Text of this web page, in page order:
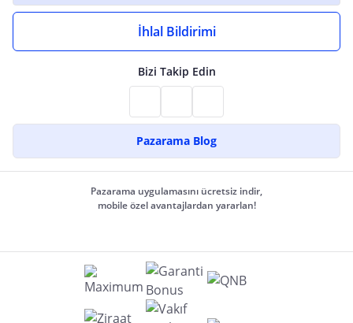
İhlal Bildirimi
Bizi Takip Edin
Pazarama Blog
Pazarama uygulamasını ücretsiz indir,
mobile özel avantajlardan yararlan!